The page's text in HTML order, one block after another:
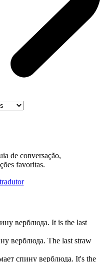
de conversação,
favoritas.
верблюда. It is the last
верблюда. The last straw
спину верблюда. It's the